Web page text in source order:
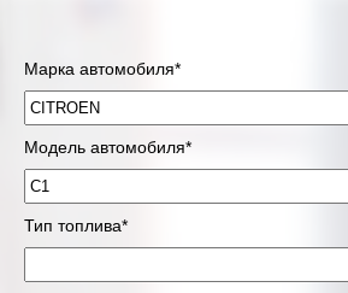
Марка автомобиля*
Модель автомобиля*
Тип топлива*